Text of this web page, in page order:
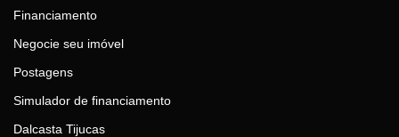
Financiamento
Negocie seu imóvel
Postagens
Simulador de financiamento
Dalcasta Tijucas